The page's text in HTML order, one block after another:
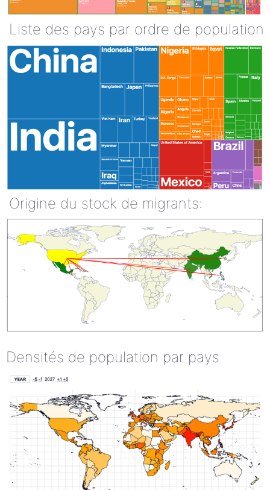
Liste des pays par ordre de population
Origine du stock de migrants:
Densités de population par pays